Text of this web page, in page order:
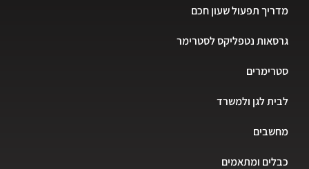
מדריך תפעול שעון חכם
גרסאות נטפליקס לסטרימר
סטרימרים
לבית לגן ולמשרד
מחשבים
כבלים ומתאמים